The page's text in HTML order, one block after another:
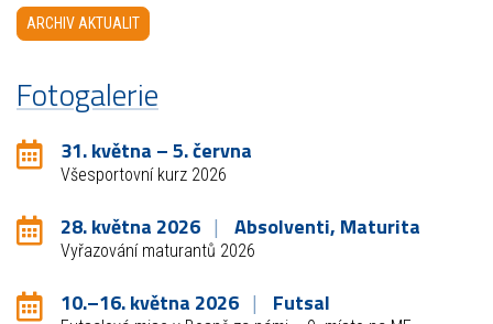
ARCHIV AKTUALIT
Fotogalerie
31. května – 5. června
Všesportovní kurz 2026
28. května 2026 Absolventi, Maturita
Vyřazování maturantů 2026
10.–16. května 2026 Futsal